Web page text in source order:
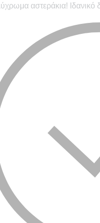
αστεράκια! Ιδανικό